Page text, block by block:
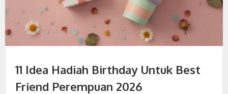
11 Idea Hadiah Birthday Untuk Best
Friend Perempuan 2026